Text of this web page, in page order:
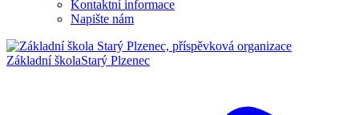
Kontaktní informace
Napište nám
Základní školaStarý Plzenec